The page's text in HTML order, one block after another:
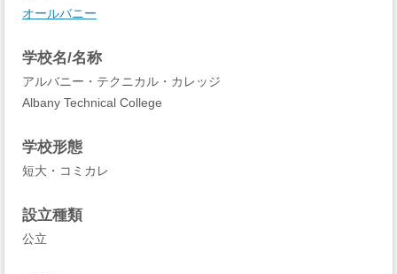
オールバニー
学校名/名称
アルバニー・テクニカル・カレッジ
Albany Technical College
学校形態
短大・コミカレ
設立種類
公立